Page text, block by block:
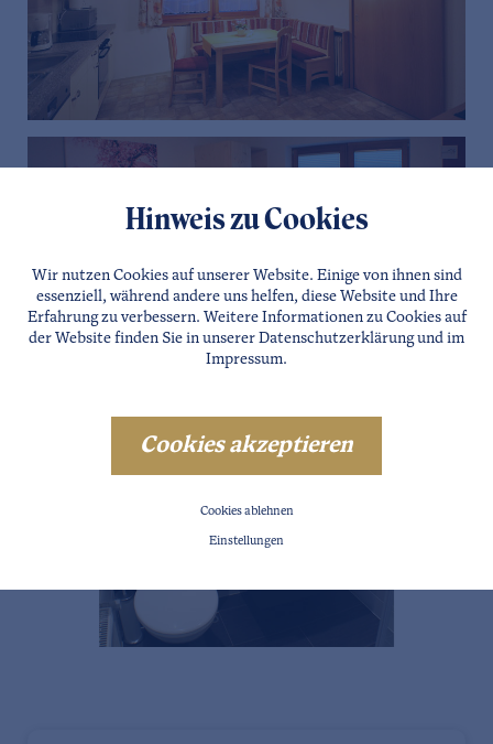
Hinweis zu Cookies
Wir nutzen Cookies auf unserer Website. Einige von ihnen sind
essenziell, während andere uns helfen, diese Website und Ihre
Erfahrung zu verbessern. Weitere Informationen zu Cookies auf
der Website finden Sie in unserer Datenschutzerklärungund im
Impressum.
Cookies akzeptieren
Cookies ablehnen
Einstellungen